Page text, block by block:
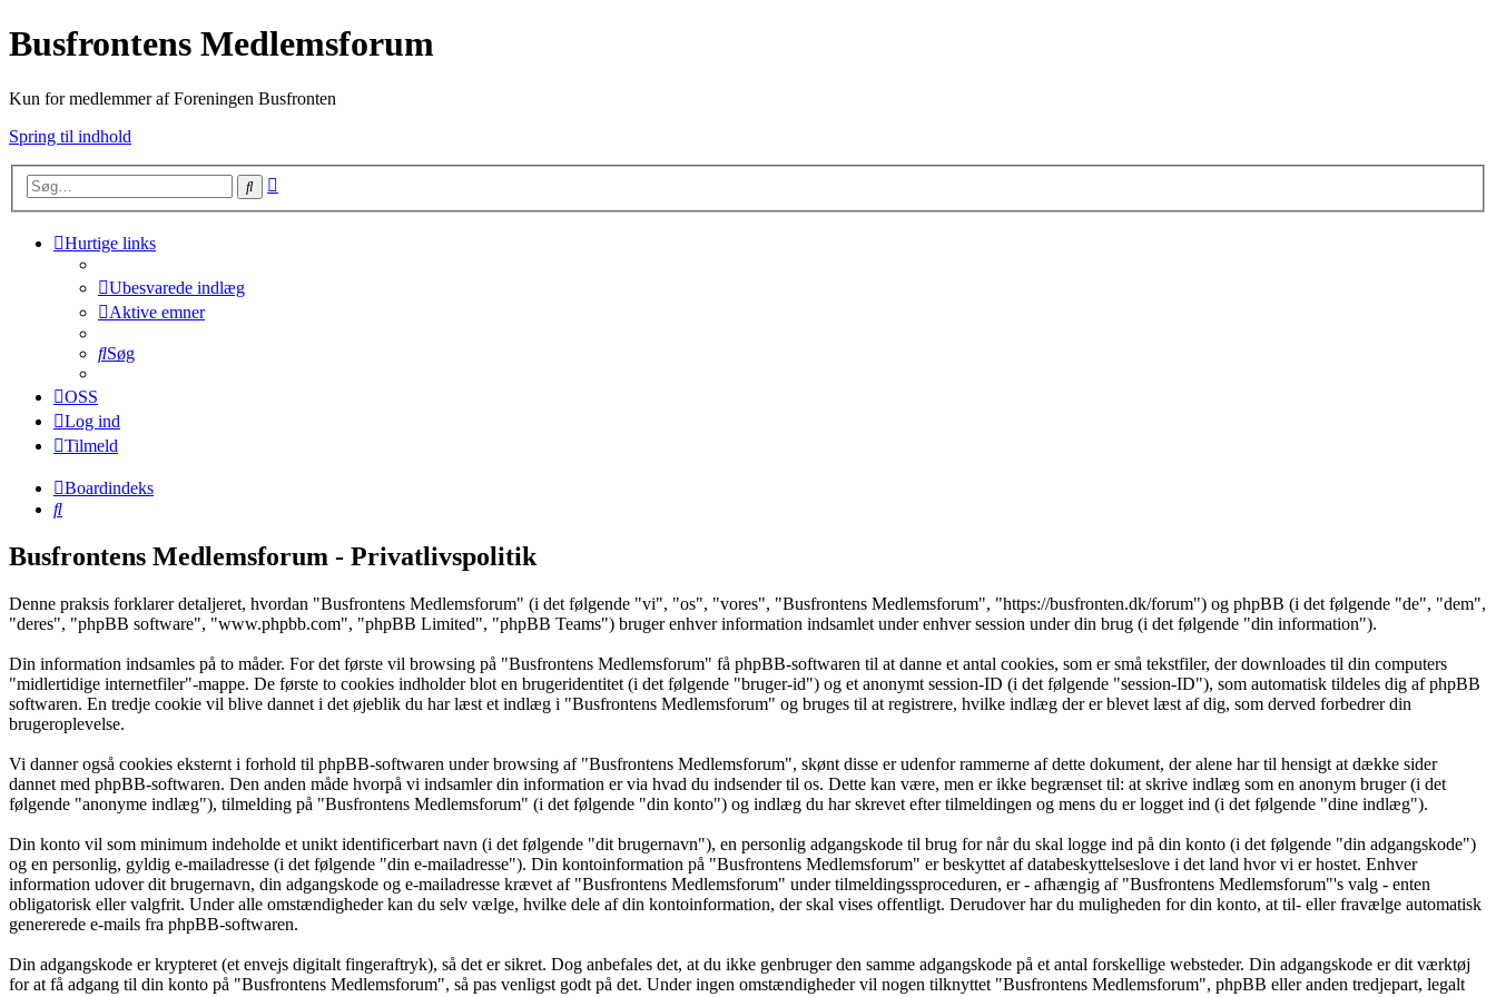
Busfrontens Medlemsforum
Kun for medlemmer af Foreningen Busfronten
Spring til indhold
Søg
Hurtige links
Ubesvarede indlæg
Aktive emner
Søg
OSS
Log ind
Tilmeld
Boardindeks
Søg
Busfrontens Medlemsforum - Privatlivspolitik
Denne praksis forklarer detaljeret, hvordan "Busfrontens Medlemsforum" (i det følgende "vi", "os", "vores", "Busfrontens Medlemsforum", "https://busfronten.dk/forum") og phpBB (i det følgende "de", "dem",
"deres", "phpBB software", "www.phpbb.com", "phpBB Limited", "phpBB Teams") bruger enhver information indsamlet under enhver session under din brug (i det følgende "din information").
Din information indsamles på to måder. For det første vil browsing på "Busfrontens Medlemsforum" få phpBB-softwaren til at danne et antal cookies, som er små tekstfiler, der downloades til din computers
"midlertidige internetfiler"-mappe. De første to cookies indholder blot en brugeridentitet (i det følgende "bruger-id") og et anonymt session-ID (i det følgende "session-ID"), som automatisk tildeles dig af phpBB
softwaren. En tredje cookie vil blive dannet i det øjeblik du har læst et indlæg i "Busfrontens Medlemsforum" og bruges til at registrere, hvilke indlæg der er blevet læst af dig, som derved forbedrer din
brugeroplevelse.
Vi danner også cookies eksternt i forhold til phpBB-softwaren under browsing af "Busfrontens Medlemsforum", skønt disse er udenfor rammerne af dette dokument, der alene har til hensigt at dække sider
dannet med phpBB-softwaren. Den anden måde hvorpå vi indsamler din information er via hvad du indsender til os. Dette kan være, men er ikke begrænset til: at skrive indlæg som en anonym bruger (i det
følgende "anonyme indlæg"), tilmelding på "Busfrontens Medlemsforum" (i det følgende "din konto") og indlæg du har skrevet efter tilmeldingen og mens du er logget ind (i det følgende "dine indlæg").
Din konto vil som minimum indeholde et unikt identificerbart navn (i det følgende "dit brugernavn"), en personlig adgangskode til brug for når du skal logge ind på din konto (i det følgende "din adgangskode")
og en personlig, gyldig e-mailadresse (i det følgende "din e-mailadresse"). Din kontoinformation på "Busfrontens Medlemsforum" er beskyttet af databeskyttelseslove i det land hvor vi er hostet. Enhver
information udover dit brugernavn, din adgangskode og e-mailadresse krævet af "Busfrontens Medlemsforum" under tilmeldingssproceduren, er - afhængig af "Busfrontens Medlemsforum"'s valg - enten
obligatorisk eller valgfrit. Under alle omstændigheder kan du selv vælge, hvilke dele af din kontoinformation, der skal vises offentligt. Derudover har du muligheden for din konto, at til- eller fravælge automatisk
genererede e-mails fra phpBB-softwaren.
Din adgangskode er krypteret (et envejs digitalt fingeraftryk), så det er sikret. Dog anbefales det, at du ikke genbruger den samme adgangskode på et antal forskellige websteder. Din adgangskode er dit værktøj
for at få adgang til din konto på "Busfrontens Medlemsforum", så pas venligst godt på det. Under ingen omstændigheder vil nogen tilknyttet "Busfrontens Medlemsforum", phpBB eller anden tredjepart, legalt